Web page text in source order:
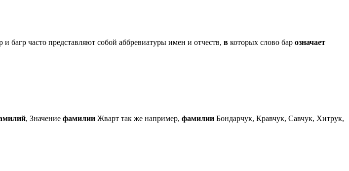
багр часто представляют собой аббревиатуры имен и отчеств, в которых слово бар означает
, Значение фамилии Жварт так же например, фамилии Бондарчук, Кравчук, Савчук, Хитрук,